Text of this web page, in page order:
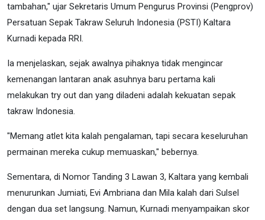
tambahan," ujar Sekretaris Umum Pengurus Provinsi (Pengprov)
Persatuan Sepak Takraw Seluruh Indonesia (PSTI) Kaltara
Kurnadi kepada RRI.
Ia menjelaskan, sejak awalnya pihaknya tidak mengincar
kemenangan lantaran anak asuhnya baru pertama kali
melakukan try out dan yang diladeni adalah kekuatan sepak
takraw Indonesia.
"Memang atlet kita kalah pengalaman, tapi secara keseluruhan
permainan mereka cukup memuaskan," bebernya.
Sementara, di Nomor Tanding 3 Lawan 3, Kaltara yang kembali
menurunkan Jumiati, Evi Ambriana dan Mila kalah dari Sulsel
dengan dua set langsung. Namun, Kurnadi menyampaikan skor